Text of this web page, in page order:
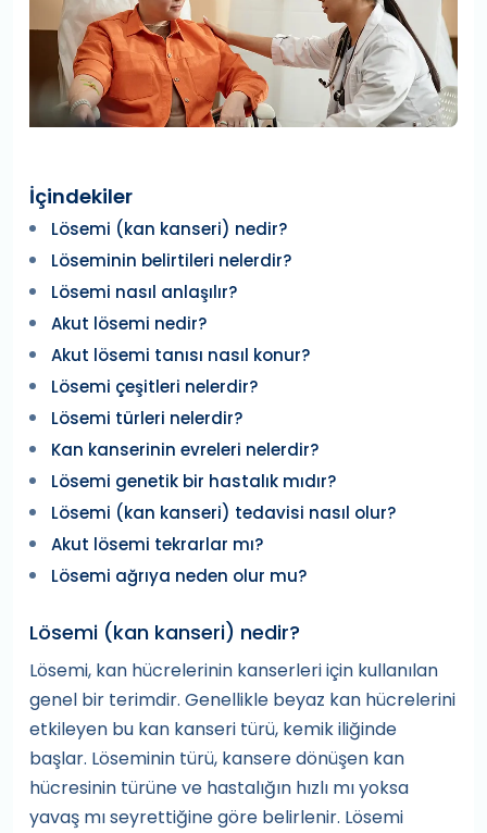
İçindekiler
Lösemi (kan kanseri) nedir?
Löseminin belirtileri nelerdir?
Lösemi nasıl anlaşılır?
Akut lösemi nedir?
Akut lösemi tanısı nasıl konur?
Lösemi çeşitleri nelerdir?
Lösemi türleri nelerdir?
Kan kanserinin evreleri nelerdir?
Lösemi genetik bir hastalık mıdır?
Lösemi (kan kanseri) tedavisi nasıl olur?
Akut lösemi tekrarlar mı?
Lösemi ağrıya neden olur mu?
Lösemi (kan kanseri) nedir?
Lösemi, kan hücrelerinin kanserleri için kullanılan
genel bir terimdir. Genellikle beyaz kan hücrelerini
etkileyen bu kan kanseri türü, kemik iliğinde
başlar. Löseminin türü, kansere dönüşen kan
hücresinin türüne ve hastalığın hızlı mı yoksa
yavaş mı seyrettiğine göre belirlenir. Lösemi